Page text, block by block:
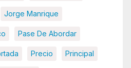
Jorge Manrique
Pase De Abordar
Precio Principal